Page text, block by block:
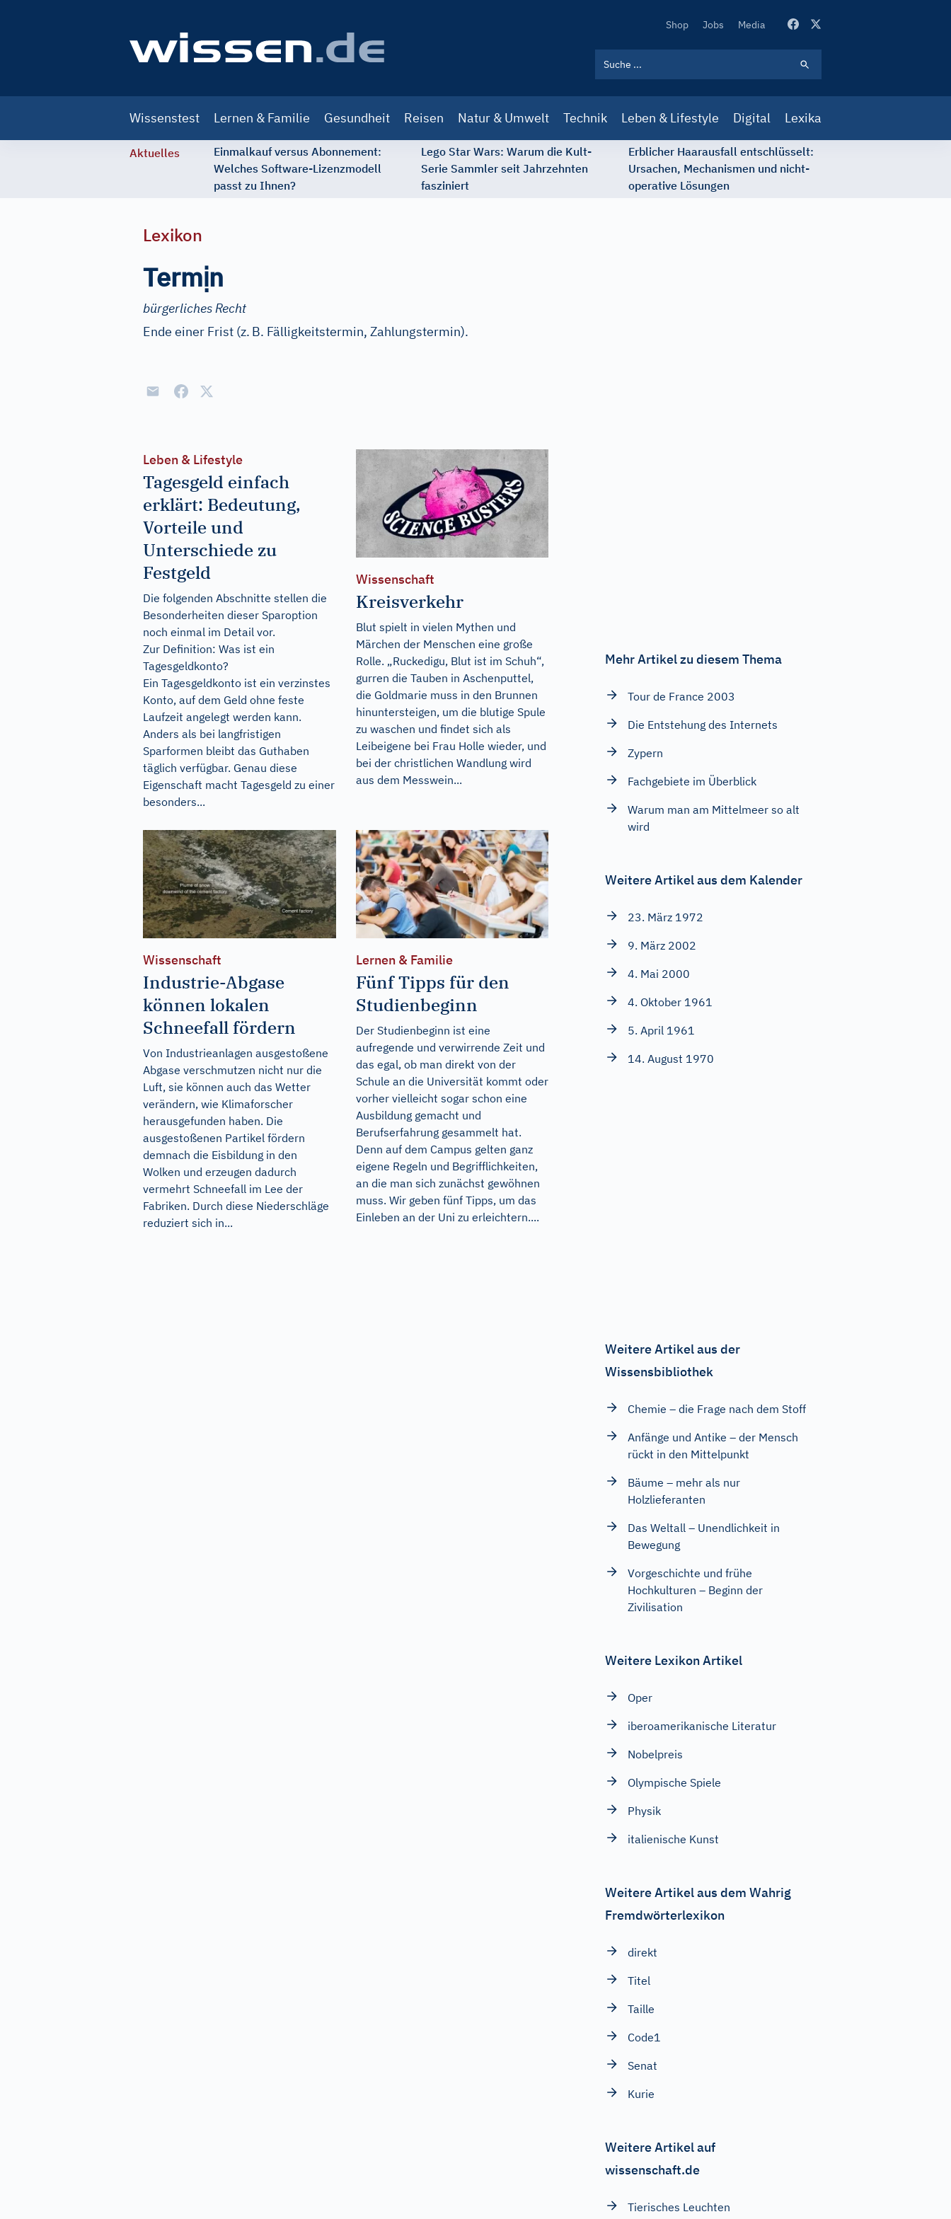
Secondary
Shop Jobs Media
navigation
Wissenstest Lernen & Familie Gesundheit Reisen Natur & Umwelt Technik Leben & Lifestyle Digital Lexika
Aktuelles
Einmalkauf versus Abonnement:
Welches Software-Lizenzmodell
passt zu Ihnen?
Lego Star Wars: Warum die Kult-
Serie Sammler seit Jahrzehnten
fasziniert
Erblicher Haarausfall entschlüsselt:
Ursachen, Mechanismen und nicht-
operative Lösungen
Lexikon
Termịn
bürgerliches Recht
Ende einer Frist (z. B. Fälligkeitstermin, Zahlungstermin).
Leben & Lifestyle
Tagesgeld einfach
erklärt: Bedeutung,
Vorteile und
Unterschiede zu
Festgeld
Die folgenden Abschnitte stellen die
Besonderheiten dieser Sparoption
noch einmal im Detail vor.
Zur Definition: Was ist ein
Tagesgeldkonto?
Ein Tagesgeldkonto ist ein verzinstes
Konto, auf dem Geld ohne feste
Laufzeit angelegt werden kann.
Anders als bei langfristigen
Sparformen bleibt das Guthaben
täglich verfügbar. Genau diese
Eigenschaft macht Tagesgeld zu einer
besonders...
Wissenschaft
Kreisverkehr
Blut spielt in vielen Mythen und
Märchen der Menschen eine große
Rolle. „Ruckedigu, Blut ist im Schuh“,
gurren die Tauben in Aschenputtel,
die Goldmarie muss in den Brunnen
hinuntersteigen, um die blutige Spule
zu waschen und findet sich als
Leibeigene bei Frau Holle wieder, und
bei der christlichen Wandlung wird
aus dem Messwein...
Wissenschaft
Industrie-Abgase
können lokalen
Schneefall fördern
Von Industrieanlagen ausgestoßene
Abgase verschmutzen nicht nur die
Luft, sie können auch das Wetter
verändern, wie Klimaforscher
herausgefunden haben. Die
ausgestoßenen Partikel fördern
demnach die Eisbildung in den
Wolken und erzeugen dadurch
vermehrt Schneefall im Lee der
Fabriken. Durch diese Niederschläge
reduziert sich in...
Lernen & Familie
Fünf Tipps für den
Studienbeginn
Der Studienbeginn ist eine
aufregende und verwirrende Zeit und
das egal, ob man direkt von der
Schule an die Universität kommt oder
vorher vielleicht sogar schon eine
Ausbildung gemacht und
Berufserfahrung gesammelt hat.
Denn auf dem Campus gelten ganz
eigene Regeln und Begrifflichkeiten,
an die man sich zunächst gewöhnen
muss. Wir geben fünf Tipps, um das
Einleben an der Uni zu erleichtern....
Mehr Artikel zu diesem Thema
Tour de France 2003
Die Entstehung des Internets
Zypern
Fachgebiete im Überblick
Warum man am Mittelmeer so alt
wird
Weitere Artikel aus dem Kalender
23. März 1972
9. März 2002
4. Mai 2000
4. Oktober 1961
5. April 1961
14. August 1970
Weitere Artikel aus der
Wissensbibliothek
Chemie – die Frage nach dem Stoff
Anfänge und Antike – der Mensch
rückt in den Mittelpunkt
Bäume – mehr als nur
Holzlieferanten
Das Weltall – Unendlichkeit in
Bewegung
Vorgeschichte und frühe
Hochkulturen – Beginn der
Zivilisation
Weitere Lexikon Artikel
Oper
iberoamerikanische Literatur
Nobelpreis
Olympische Spiele
Physik
italienische Kunst
Weitere Artikel aus dem Wahrig
Fremdwörterlexikon
direkt
Titel
Taille
Code1
Senat
Kurie
Weitere Artikel auf
wissenschaft.de
Tierisches Leuchten